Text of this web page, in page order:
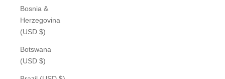
Bosnia &
Herzegovina
(USD $)
Botswana
(USD $)